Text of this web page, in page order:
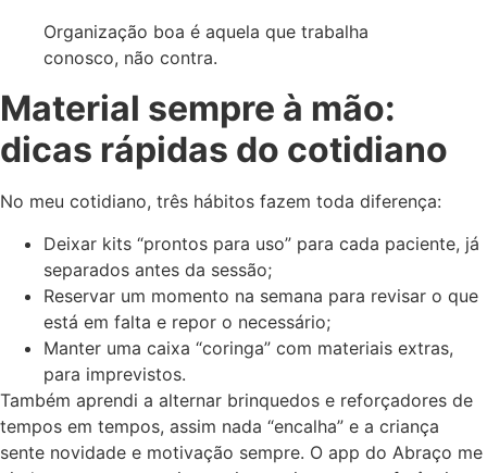
Organização boa é aquela que trabalha
conosco, não contra.
Material sempre à mão:
dicas rápidas do cotidiano
No meu cotidiano, três hábitos fazem toda diferença:
Deixar kits “prontos para uso” para cada paciente, já
separados antes da sessão;
Reservar um momento na semana para revisar o que
está em falta e repor o necessário;
Manter uma caixa “coringa” com materiais extras,
para imprevistos.
Também aprendi a alternar brinquedos e reforçadores de
tempos em tempos, assim nada “encalha” e a criança
sente novidade e motivação sempre. O app do Abraço me